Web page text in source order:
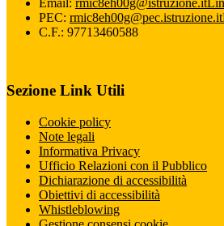
PEC: rmic8eh00g@pec.istruzione.it
C.F.: 97713460588
Sezione Link Utili
Cookie policy
Note legali
Informativa Privacy
Ufficio Relazioni con il Pubblico
Dichiarazione di accessibilità
Obiettivi di accessibilità
Whistleblowing